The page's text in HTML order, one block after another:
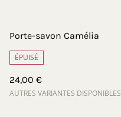
Porte-savon Camélia
ÉPUISÉ
24,00 €
AUTRES VARIANTES DISPONIBLES